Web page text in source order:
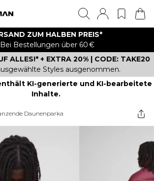
ZUM HALBEN PREIS*
Bestellungen über 60 €
ALLES!* + EXTRA 20% | CODE: TAKE20
Styles ausgenommen.
KI-generierte und KI-bearbeitete
Inhalte.
Daunenparka